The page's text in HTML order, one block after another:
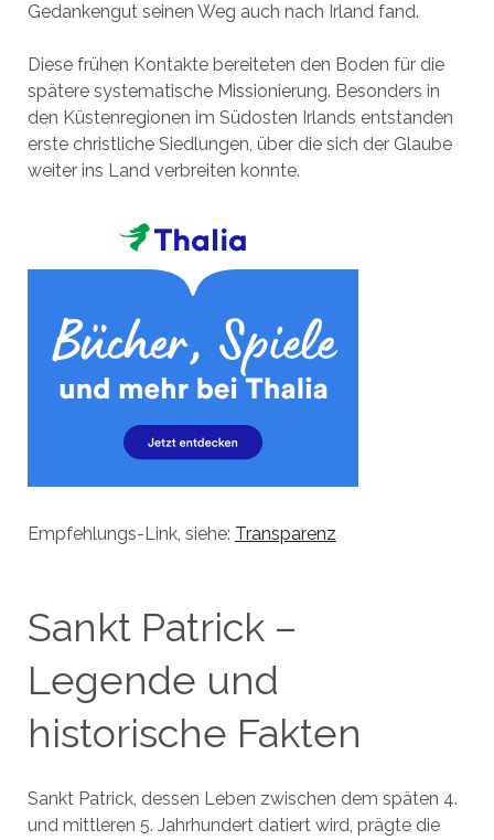
Gedankengut seinen Weg auch nach Irland fand.
Diese frühen Kontakte bereiteten den Boden für die
spätere systematische Missionierung. Besonders in
den Küstenregionen im Südosten Irlands entstanden
erste christliche Siedlungen, über die sich der Glaube
weiter ins Land verbreiten konnte.
Empfehlungs-Link, siehe: Transparenz
Sankt Patrick –
Legende und
historische Fakten
Sankt Patrick, dessen Leben zwischen dem späten 4.
und mittleren 5. Jahrhundert datiert wird, prägte die